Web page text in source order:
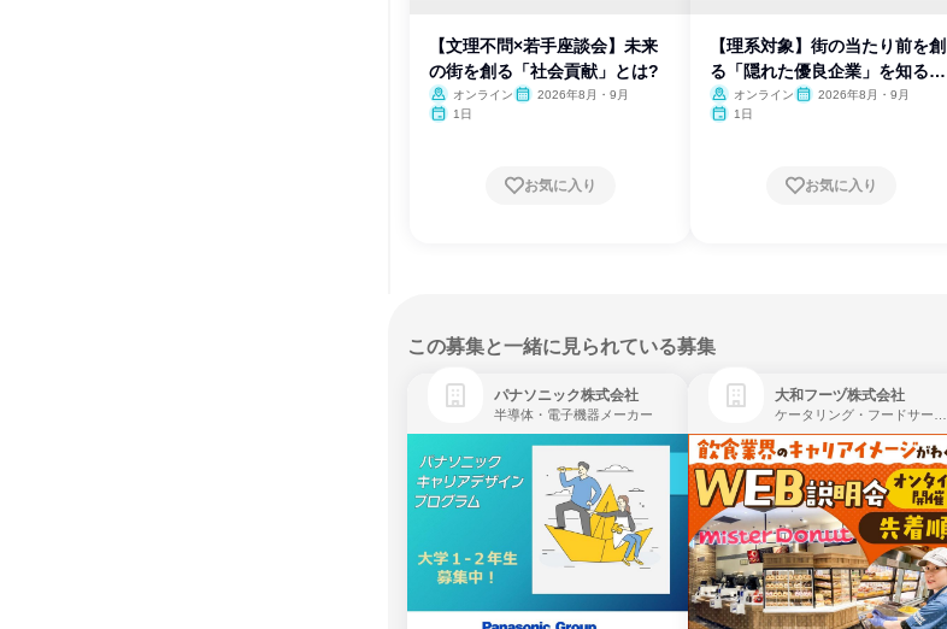
【文理不問×若手座談会】未来
の街を創る「社会貢献」とは?
オンライン
2026年8月・9月
1日
お気に入り
【理系対象】街の当たり前を創
る「隠れた優良企業」を知る座
談会オンライン
2026年8月・9月
1日
お気に入り
この募集と一緒に見られている募集
パナソニック株式会社
半導体・電子機器メーカー
大和フーヅ株式会社
ケータリング・フードサービス、レストラン・カフェ、飲食